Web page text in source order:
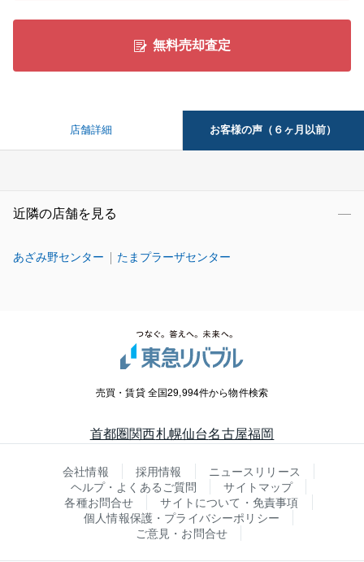
無料売却査定
店舗詳細 お客様の声（６ヶ月以前）
近隣の店舗を見る
あざみ野センター たまプラーザセンター
売買・賃貸 全国29,994件から物件検索
首都圏関西札幌仙台名古屋福岡
会社情報 採用情報
ニュースリリース
ヘルプ・よくあるご質問
サイトマップ
各種お問合せ
サイトについて・免責事項
個人情報保護・プライバシーポリシー
ご意見・お問合せ